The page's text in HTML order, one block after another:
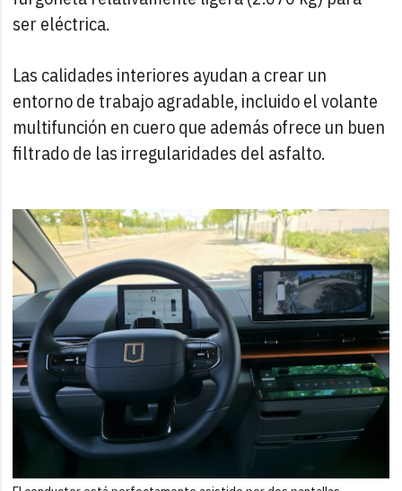
ser eléctrica.
Las calidades interiores ayudan a crear un
entorno de trabajo agradable, incluido el volante
multifunción en cuero que además ofrece un buen
filtrado de las irregularidades del asfalto.